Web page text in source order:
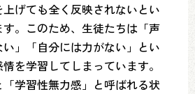
げても全く反映されないとい
。このため、生徒たちは「声
」「自分には力がない」とい
を学習してしまっています。
学習性無力感」と呼ばれる状